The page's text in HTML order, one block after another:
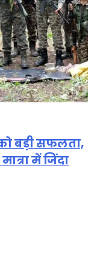
बड़ी सफलता,
में जिंदा